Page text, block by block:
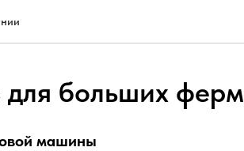
для больших ферм
машины